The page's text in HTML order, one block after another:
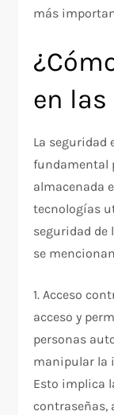
más
en las
La seguridad
fundamental
almacenada
tecnologías
seguridad de
se
1. Acceso
acceso y
personas
manipular la
Esto implica
contraseñas,